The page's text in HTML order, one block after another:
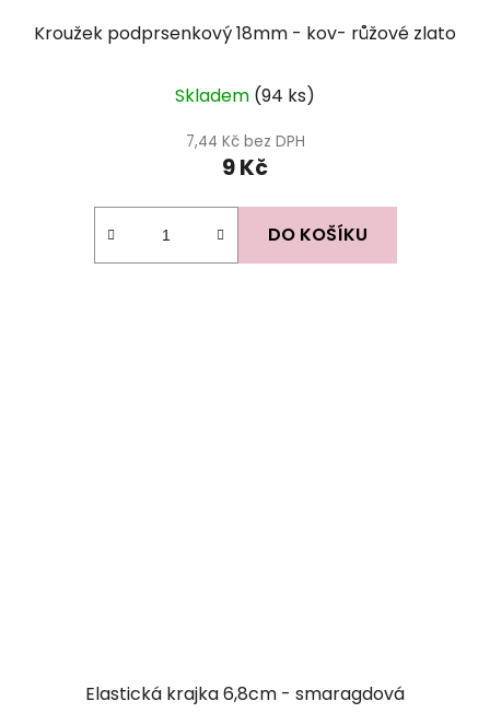
Kroužek podprsenkový 18mm - kov- růžové zlato
Skladem (94 ks)
7,44 Kč bez DPH
9 Kč
DO KOŠÍKU
Elastická krajka 6,8cm - smaragdová